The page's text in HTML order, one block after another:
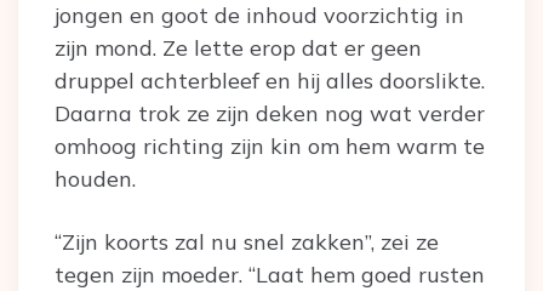
jongen en goot de inhoud voorzichtig in
zijn mond. Ze lette erop dat er geen
druppel achterbleef en hij alles doorslikte.
Daarna trok ze zijn deken nog wat verder
omhoog richting zijn kin om hem warm te
houden.
“Zijn koorts zal nu snel zakken”, zei ze
tegen zijn moeder. “Laat hem goed rusten